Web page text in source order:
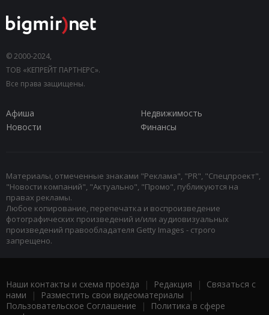
© 2000-2024,
ТОВ «КЕПРЕЙТ ПАРТНЕРС».
Все права защищены.
Афиша
Недвижимость
Новости
Финансы
Материалы, отмеченные знаками "Реклама", "PR", "Спецпроект",
"Новости компаний", "Актуально", "Промо", публикуются на
правах рекламы.
Любое копирование, перепечатка и воспроизведение
фотографических произведений и/или аудиовизуальных
произведений правообладателя Getty Images - строго
запрещено.
Наши контакты и схема проезда | Редакция | Связаться с
нами | Разместить свои видеоматериалы |
Пользовательское Соглашение |
Политика в сфере